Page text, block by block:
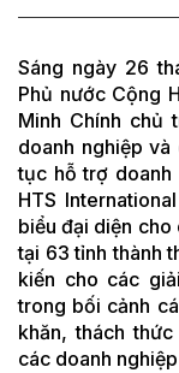
Sáng ngày 26
Phủ nước Cộng
Minh Chính chủ
doanh nghiệp
tục hỗ trợ doanh
HTS
biểu đại diện
tại 63 tỉnh thành
kiến cho các
trong bối cảnh
khăn, thách
các doanh